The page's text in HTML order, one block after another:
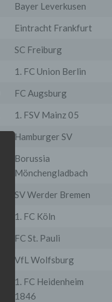
Bayer Leverkusen
Eintracht Frankfurt
SC Freiburg
1. FC Union Berlin
FC Augsburg
1. FSV Mainz 05
Hamburger SV
Borussia
Mönchengladbach
SV Werder Bremen
1. FC Köln
FC St. Pauli
VfL Wolfsburg
1. FC Heidenheim
1846